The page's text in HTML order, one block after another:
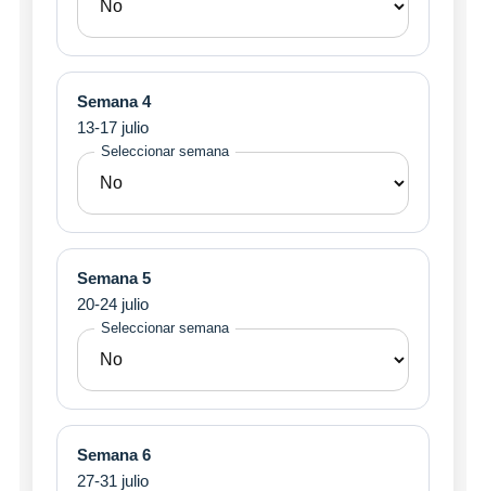
Semana 4
13-17 julio
Seleccionar semana
Semana 5
20-24 julio
Seleccionar semana
Semana 6
27-31 julio